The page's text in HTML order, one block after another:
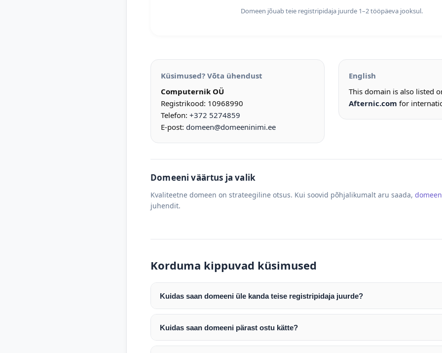
Domeen jõuab teie registripidaja juurde 1–2 tööpäeva jooksul.
Küsimused? Võta ühendust
Computernik OÜ
Registrikood: 10968990
Telefon: +372 5274859
E-post: domeen@domeeninimi.ee
English
This domain is also listed
Afternic.com for
Domeeni väärtus ja valik
Kvaliteetne domeen on strateegiline otsus. Kui soovid põhjalikumalt aru saada,
juhendit.
Korduma kippuvad küsimused
Kuidas saan domeeni üle kanda teise registripidaja juurde?
Pärast makse laekumist edastame teile domeeni AUTH (EPP) koodi. Selle abil saate
enda valitud registripidaja juurde.
Domeeni ülekandmine toimub registripidajate vahelise protsessina ning võib võtta
Kuidas saan domeeni pärast ostu kätte?
Pärast ostu vormistamist väljastame arve. Maksekinnituse järel edastame teile